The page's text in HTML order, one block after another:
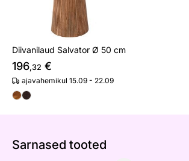
Diivanilaud Salvator Ø 50 cm
196,32 €
ajavahemikul 15.09 - 22.09
Sarnased tooted